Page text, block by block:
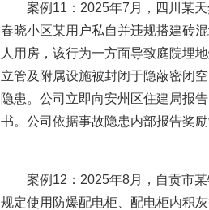
案例11：2025年7月，四川某天
春晓小区某用户私自并违规搭建砖
人用房，该行为一方面导致庭院埋
立管及附属设施被封闭于隐蔽密闭
隐患。公司立即向安州区住建局报
书。公司依据事故隐患内部报告奖
案例12：2025年8月，自贡市某
规定使用防爆配电柜、配电柜内积